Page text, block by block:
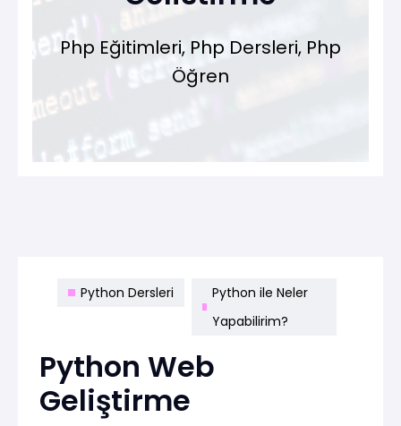
Php Eğitimleri, Php Dersleri, Php
Öğren
Python Dersleri
Python ile Neler
Yapabilirim?
Python Web
Geliştirme